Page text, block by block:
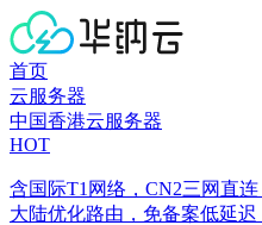
首页
云服务器
中国香港云服务器
HOT
含国际T1网络，CN2三网直连
大陆优化路由，免备案低延迟